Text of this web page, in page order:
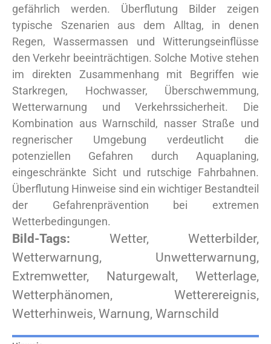
gefährlich werden. Überflutung Bilder zeigen
typische Szenarien aus dem Alltag, in denen
Regen, Wassermassen und Witterungseinflüsse
den Verkehr beeinträchtigen. Solche Motive stehen
im direkten Zusammenhang mit Begriffen wie
Starkregen, Hochwasser, Überschwemmung,
Wetterwarnung und Verkehrssicherheit. Die
Kombination aus Warnschild, nasser Straße und
regnerischer Umgebung verdeutlicht die
potenziellen Gefahren durch Aquaplaning,
eingeschränkte Sicht und rutschige Fahrbahnen.
Überflutung Hinweise sind ein wichtiger Bestandteil
der Gefahrenprävention bei extremen
Wetterbedingungen.
Bild-Tags: Wetter, Wetterbilder,
Wetterwarnung, Unwetterwarnung,
Extremwetter, Naturgewalt, Wetterlage,
Wetterphänomen, Wetterereignis,
Wetterhinweis, Warnung, Warnschild